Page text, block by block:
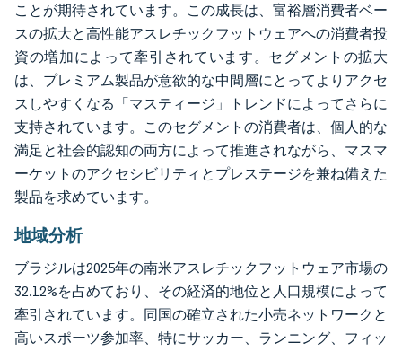
ことが期待されています。この成長は、富裕層消費者ベー
スの拡大と高性能アスレチックフットウェアへの消費者投
資の増加によって牽引されています。セグメントの拡大
は、プレミアム製品が意欲的な中間層にとってよりアクセ
スしやすくなる「マスティージ」トレンドによってさらに
支持されています。このセグメントの消費者は、個人的な
満足と社会的認知の両方によって推進されながら、マスマ
ーケットのアクセシビリティとプレステージを兼ね備えた
製品を求めています。
地域分析
ブラジルは2025年の南米アスレチックフットウェア市場の
32.12%を占めており、その経済的地位と人口規模によって
牽引されています。同国の確立された小売ネットワークと
高いスポーツ参加率、特にサッカー、ランニング、フィッ